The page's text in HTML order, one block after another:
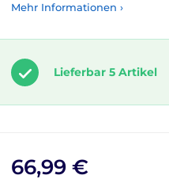
Mehr Informationen ›
Lieferbar 5 Artikel
66,99 €